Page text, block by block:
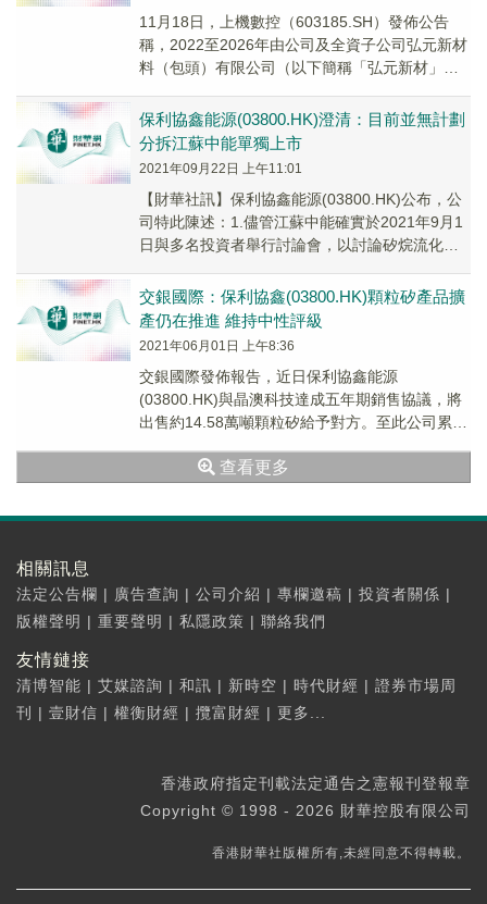
11月18日，上機數控（603185.SH）發佈公告
稱，2022至2026年由公司及全資子公司弘元新材
料（包頭）有限公司（以下簡稱「弘元新材」）
保利協鑫能源(03800.HK)澄清：目前並無計劃
分拆江蘇中能單獨上市
2021年09月22日 上午11:01
【財華社訊】保利協鑫能源(03800.HK)公布，公
司特此陳述：1.儘管江蘇中能確實於2021年9月1
日與多名投資者舉行討論會，以討論矽烷流化床
交銀國際：保利協鑫(03800.HK)顆粒矽產品擴
產仍在推進 維持中性評級
2021年06月01日 上午8:36
交銀國際發佈報告，近日保利協鑫能源
(03800.HK)與晶澳科技達成五年期銷售協議，將
出售約14.58萬噸顆粒矽給予對方。至此公司累計
查看更多
相關訊息
法定公告欄 | 廣告查詢 | 公司介紹 | 專欄邀稿 | 投資者關係 |
版權聲明 | 重要聲明 | 私隱政策 | 聯絡我們
友情鏈接
清博智能 | 艾媒諮詢 | 和訊 | 新時空 | 時代財經 | 證券市場周
刊
| 壹財信 | 權衡財經 | 攬富財經 | 更多...
香港政府指定刊載法定通告之憲報刊登報章
Copyright © 1998 - 2026 財華控股有限公司
香港財華社版權所有,未經同意不得轉載。